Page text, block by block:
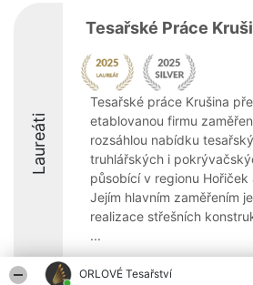
ORLOVÉ Tesařství
Laureáti
Tesařské Práce
Tesařské práce Krušina
etablovanou firmu
rozsáhlou nabídku
truhlářských i
působící v regionu Hořiček
Jejím hlavním zaměřením
realizace střešních
...
8.5